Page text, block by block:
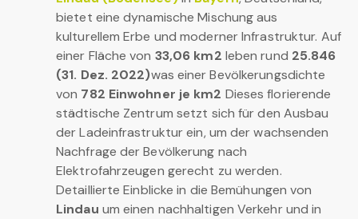
bietet eine dynamische Mischung aus
kulturellem Erbe und moderner Infrastruktur. Auf
einer Fläche von 33,06 km2 leben rund 25.846
(31. Dez. 2022)was einer Bevölkerungsdichte
von 782 Einwohner je km2 Dieses florierende
städtische Zentrum setzt sich für den Ausbau
der Ladeinfrastruktur ein, um der wachsenden
Nachfrage der Bevölkerung nach
Elektrofahrzeugen gerecht zu werden.
Detaillierte Einblicke in die Bemühungen von
Lindau um einen nachhaltigen Verkehr und in